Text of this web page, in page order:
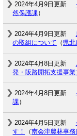
2024年4月9日更新
然保護課）
2024年4月9日更新
の取組について （ 県
2024年4月8日更新
発・販路開拓支援事
2024年4月8日更新
課）
2024年4月5日更新
す！
（南会津農林事務